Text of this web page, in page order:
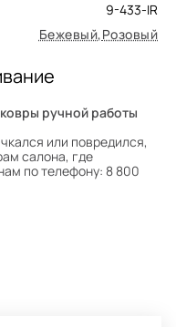
9-433-IR
Бежевый,Розовый
ручной работы
или повредился,
салона, где
по телефону: 8 800